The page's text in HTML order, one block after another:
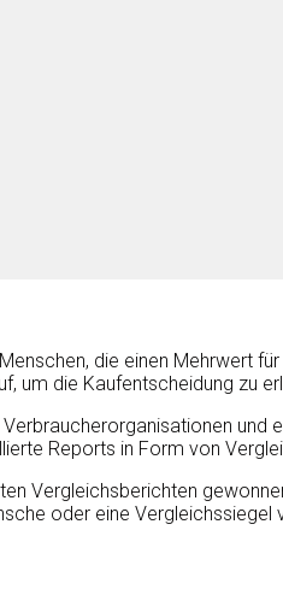
die einen Mehrwert
um die Kaufentscheidung zu
Reports in Form von
Vergleichsberichten
oder eine Vergleichssiegel